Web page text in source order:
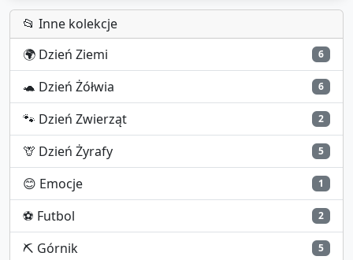
📂 Inne kolekcje
🌍 Dzień Ziemi 6
🐢 Dzień Żółwia 6
🐾 Dzień Zwierząt 2
🦒 Dzień Żyrafy 5
😊 Emocje 1
⚽ Futbol 2
⛏️ Górnik 5